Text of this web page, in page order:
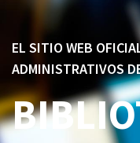
EL SITIO WEB
ADMINISTRATIVOS